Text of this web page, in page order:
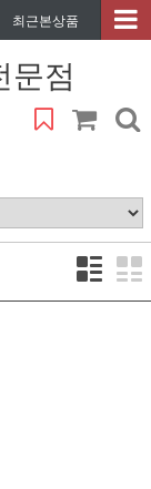
최근본상품
문점